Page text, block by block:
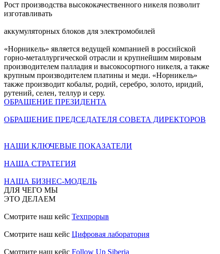
Рост производства высококачественного никеля позволит
изготавливать
аккумуляторных блоков для электромобилей
«Норникель» является ведущей компанией в российской
горно-металлургической отрасли и крупнейшим мировым
производителем палладия и высокосортного никеля, а также
крупным производителем платины и меди. «Норникель»
также производит кобальт, родий, серебро, золото, иридий,
рутений, селен, теллур и серу.
ОБРАЩЕНИЕ ПРЕЗИДЕНТА
ОБРАЩЕНИЕ ПРЕДСЕДАТЕЛЯ СОВЕТА ДИРЕКТОРОВ
НАШИ КЛЮЧЕВЫЕ ПОКАЗАТЕЛИ
НАША СТРАТЕГИЯ
НАША БИЗНЕС-МОДЕЛЬ
ДЛЯ ЧЕГО МЫ
ЭТО ДЕЛАЕМ
Смотрите наш кейс Техпрорыв
Смотрите наш кейс Цифровая лаборатория
Смотрите наш кейс Follow Up Siberia